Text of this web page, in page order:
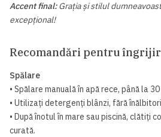
Accent final:Grația și stilul
excepțional!
Recomandări pentru
Spălare
• Spălare manuală în apă rece, până la 30
• Utilizați detergenți blânzi, fără
• După înotul în mare sau piscină, clătiți
curată.